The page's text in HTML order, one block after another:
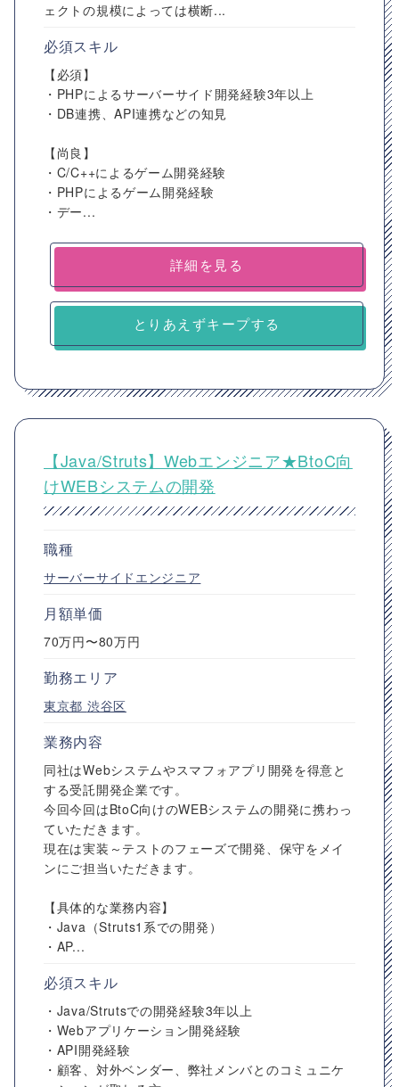
ェクトの規模によっては横断...
必須スキル
【必須】
・PHPによるサーバーサイド開発経験3年以上
・DB連携、API連携などの知見
【尚良】
・C/C++によるゲーム開発経験
・PHPによるゲーム開発経験
・デー...
詳細を見る
とりあえずキープする
【Java/Struts】Webエンジニア★BtoC向
けWEBシステムの開発
職種
サーバーサイドエンジニア
月額単価
70万円〜80万円
勤務エリア
東京都 渋谷区
業務内容
同社はWebシステムやスマフォアプリ開発を得意と
する受託開発企業です。
今回今回はBtoC向けのWEBシステムの開発に携わっ
ていただきます。
現在は実装～テストのフェーズで開発、保守をメイ
ンにご担当いただきます。
【具体的な業務内容】
・Java（Struts1系での開発）
・AP...
必須スキル
・Java/Strutsでの開発経験3年以上
・Webアプリケーション開発経験
・API開発経験
・顧客、対外ベンダー、弊社メンバとのコミュニケ